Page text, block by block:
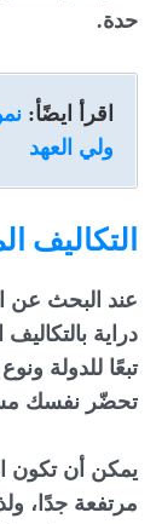
حدة.
اقرأ ايضًأ:
ولي العهد
التكاليف
عند البحث عن
دراية
تبعًا للدولة
تحضّر نفسك
يمكن أن تكون
مرتفعة جدًا،